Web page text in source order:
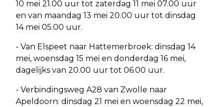
10 mei 21.00 uur tot zaterdag 11 mei 07.00 uur
en van maandag 13 mei 20.00 uur tot dinsdag
14 mei 05.00 uur.
- Van Elspeet naar Hattemerbroek: dinsdag 14
mei, woensdag 15 mei en donderdag 16 mei,
dagelijks van 20.00 uur tot 06.00 uur.
- Verbindingsweg A28 van Zwolle naar
Apeldoorn: dinsdag 21 mei en woensdag 22 mei,